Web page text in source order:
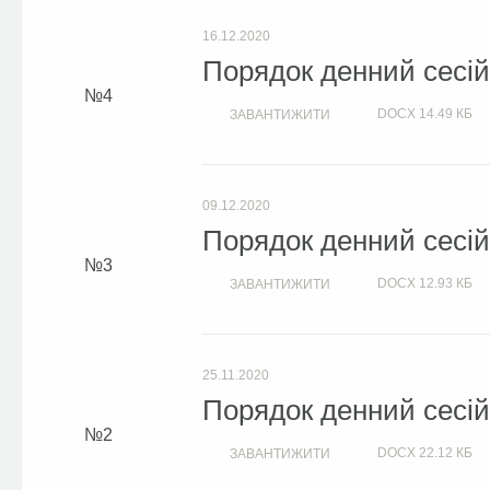
4
16.12.2020
Порядок денний
ЗАВАНТИЖИТИ DOCX 14.49 КБ
3
09.12.2020
Порядок денний
ЗАВАНТИЖИТИ DOCX 12.93 КБ
2
25.11.2020
Порядок денний
ЗАВАНТИЖИТИ DOCX 22.12 КБ